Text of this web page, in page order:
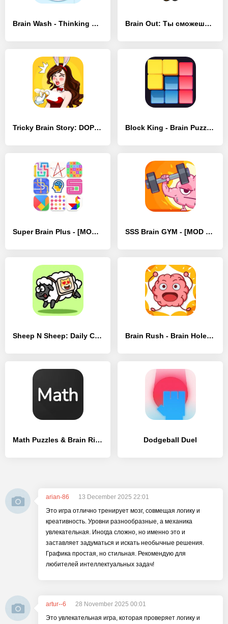
Brain Wash - Thinking Game - [MOD Много денег] Brain Out: Ты сможешь пройти? - [MOD Много монет]
Tricky Brain Story: DOP Puzzle - [MOD Бесконечные монеты] Block King - Brain Puzzle Game - [MOD Много денег]
Super Brain Plus - [MOD Бесконечные деньги] SSS Brain GYM - [MOD Бесконечные монеты]
Sheep N Sheep: Daily Challenge - [MOD Бесконечные монеты] Brain Rush - Brain Hole Bang - [MOD Бесконечные деньги]
Math Puzzles & Brain Riddles - [MOD Бесконечные деньги] Dodgeball Duel
arian-86
13 December 2025 22:01
Это игра отлично тренирует мозг, совмещая логику и
креативность. Уровни разнообразные, а механика
увлекательная. Иногда сложно, но именно это и
заставляет задуматься и искать необычные решения.
Графика простая, но стильная. Рекомендую для
любителей интеллектуальных задач!
artur--6
28 November 2025 00:01
Это увлекательная игра, которая проверяет логику и